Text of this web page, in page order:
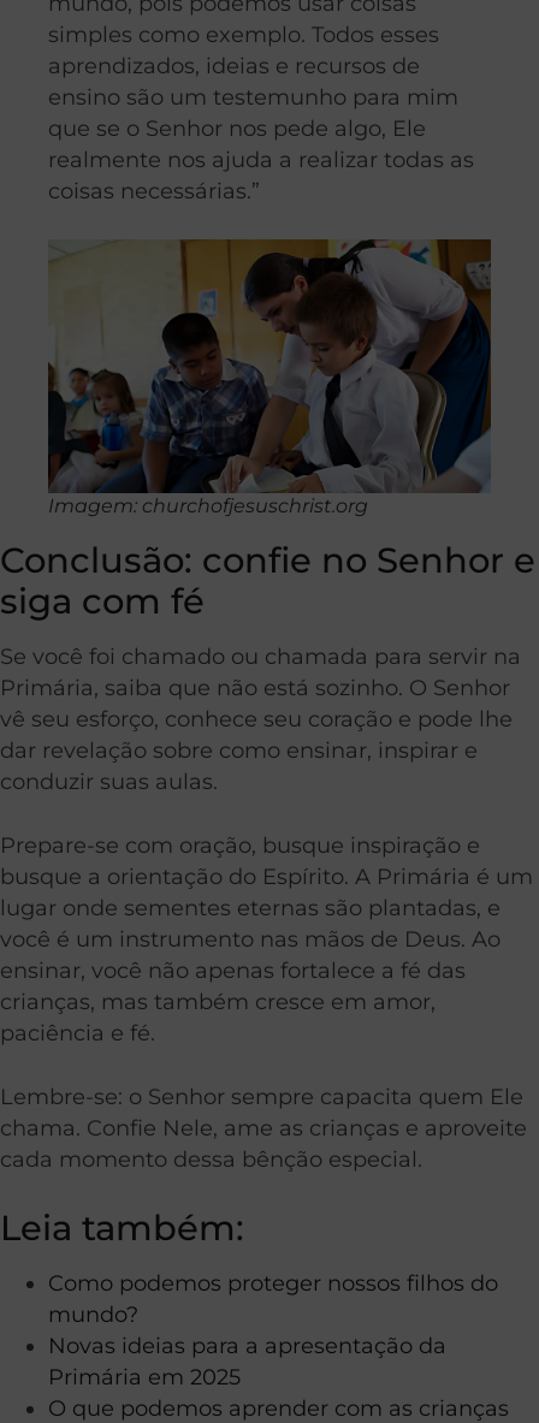
simples como exemplo. Todos esses
aprendizados, ideias e recursos de
ensino são um testemunho para mim
que se o Senhor nos pede algo, Ele
realmente nos ajuda a realizar todas as
coisas necessárias.”
Imagem: churchofjesuschrist.org
Conclusão: confie no Senhor e
siga com fé
Se você foi chamado ou chamada para servir na
Primária, saiba que não está sozinho. O Senhor
vê seu esforço, conhece seu coração e pode lhe
dar revelação sobre como ensinar, inspirar e
conduzir suas aulas.
Prepare-se com oração, busque inspiração e
busque a orientação do Espírito. A Primária é um
lugar onde sementes eternas são plantadas, e
você é um instrumento nas mãos de Deus. Ao
ensinar, você não apenas fortalece a fé das
crianças, mas também cresce em amor,
paciência e fé.
Lembre-se: o Senhor sempre capacita quem Ele
chama. Confie Nele, ame as crianças e aproveite
cada momento dessa bênção especial.
Leia também:
Como podemos proteger nossos filhos do
mundo?
Novas ideias para a apresentação da
Primária em 2025
O que podemos aprender com as crianças